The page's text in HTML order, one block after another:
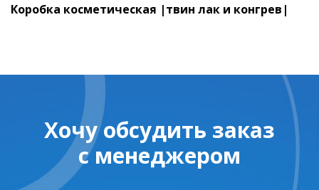
Коробка косметическая |твин лак и конгрев|
Хочу обсудить заказ
с менеджером